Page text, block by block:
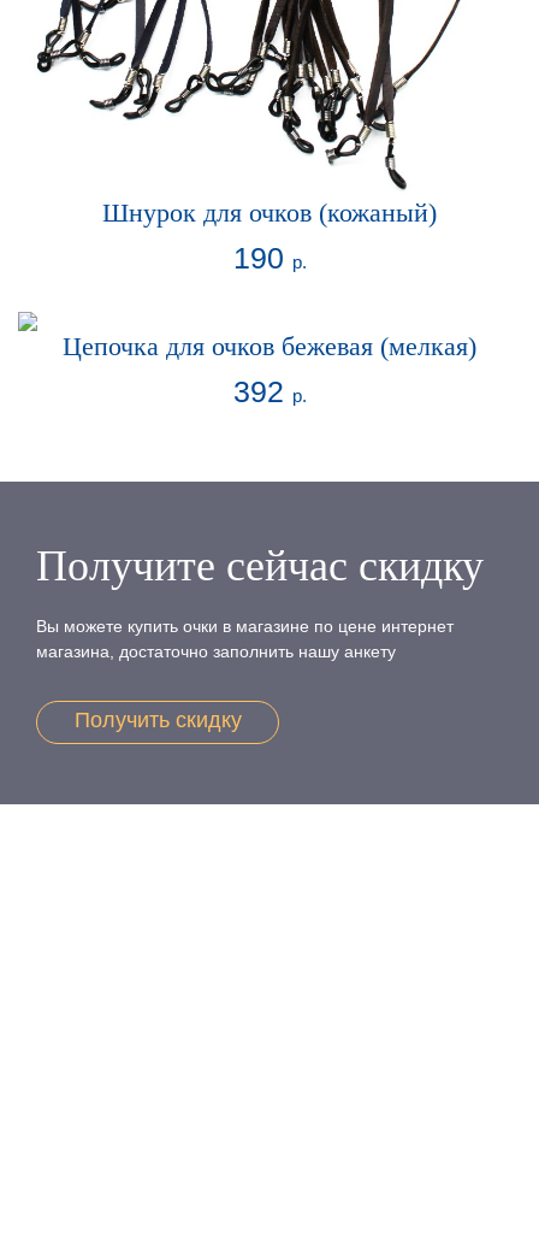
Шнурок для очков (кожаный)
190 р.
Цепочка для очков бежевая (мелкая)
392 р.
Получите сейчас скидку
Вы можете купить очки в магазине по цене интернет
магазина, достаточно заполнить нашу анкету
Получить скидку